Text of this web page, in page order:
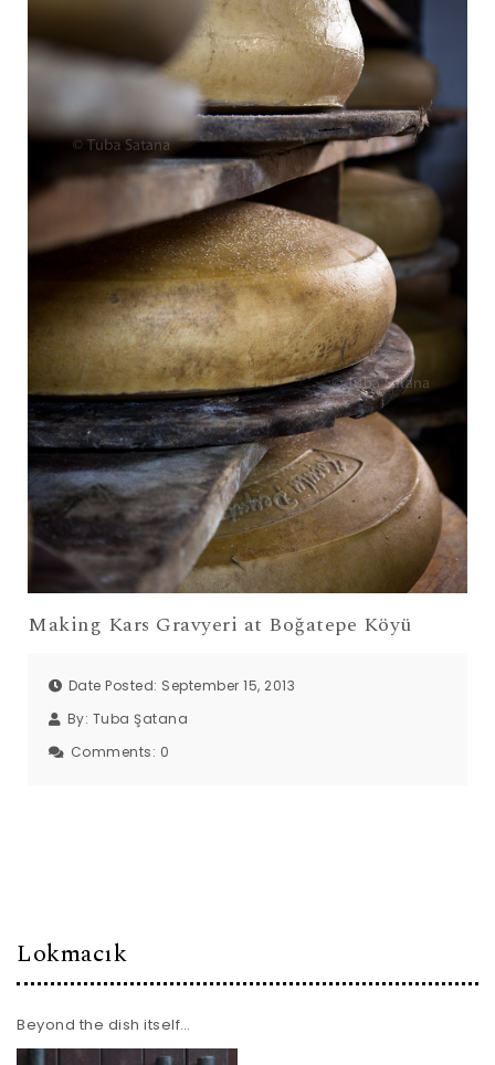
Making Kars Gravyeri at Boğatepe Köyü
Date Posted: September 15, 2013
By: Tuba Şatana
Comments: 0
Lokmacık
Beyond the dish itself…